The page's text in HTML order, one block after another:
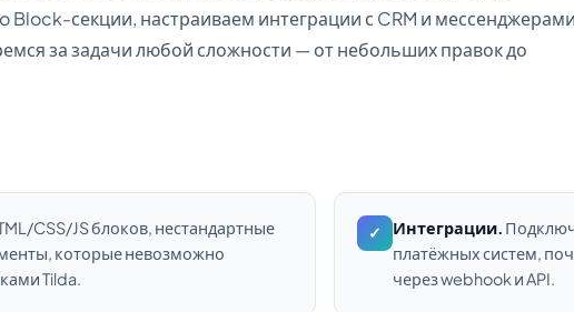
Block-секции, настраиваем интеграции с CRM и
за задачи любой сложности — от небольших правок до
CSS/JS блоков, нестандартные
которые невозможно
Tilda.
✓ Интеграции.
платёжных систем,
через webhook и API.